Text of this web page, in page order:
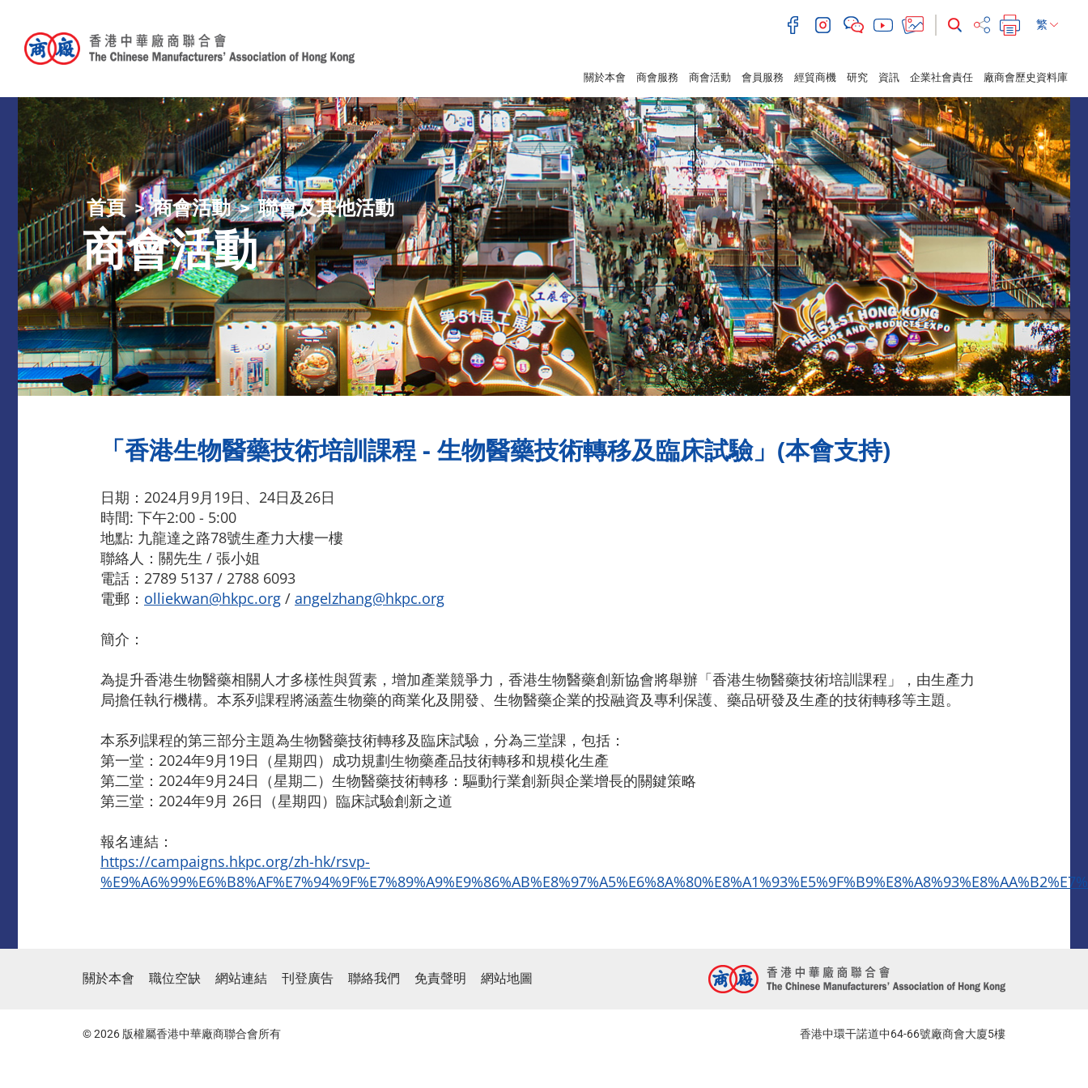
繁
關於本會 商會服務 商會活動 會員服務 經貿商機 研究 資訊 企業社會責任 廠商會歷史資料庫
首頁 商會活動 聯會及其他活動
商會活動
「香港生物醫藥技術培訓課程 - 生物醫藥技術轉移及臨床試驗」(本會支持)
日期：2024月9月19日、24日及26日
時間: 下午2:00 - 5:00
地點: 九龍達之路78號生產力大樓一樓
聯絡人：關先生 / 張小姐
電話：2789 5137 / 2788 6093
電郵： olliekwan@hkpc.org / angelzhang@hkpc.org
簡介：
為提升香港生物醫藥相關人才多樣性與質素，增加產業競爭力，香港生物醫藥創新協會將舉辦「香港生物醫藥技術培訓課程」，由生產力
局擔任執行機構。本系列課程將涵蓋生物藥的商業化及開發、生物醫藥企業的投融資及專利保護、藥品研發及生產的技術轉移等主題。
本系列課程的第三部分主題為生物醫藥技術轉移及臨床試驗，分為三堂課，包括：
第一堂：2024年9月19日（星期四）成功規劃生物藥產品技術轉移和規模化生產
第二堂：2024年9月24日（星期二）生物醫藥技術轉移：驅動行業創新與企業增長的關鍵策略
第三堂：2024年9月 26日（星期四）臨床試驗創新之道
報名連結：
https://campaigns.hkpc.org/zh-hk/rsvp-
關於本會 職位空缺 網站連結 刊登廣告 聯絡我們 免責聲明 網站地圖
© 2026 版權屬香港中華廠商聯合會所有 香港中環干諾道中64-66號廠商會大廈5樓